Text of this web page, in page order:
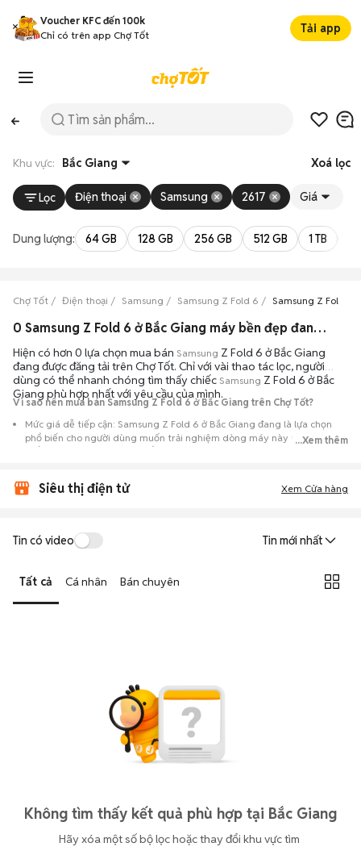
Voucher KFC đến 100k
Chỉ có trên app Chợ Tốt
Tải app
Khu vực: Bắc Giang Xoá lọc
Lọc Điện thoại Samsung 2617 Giá
Dung lượng: 64 GB 128 GB 256 GB 512 GB 1 TB
Chợ Tốt Điện thoại Samsung Samsung Z Fold 6 Samsung Z Fold 6
0 Samsung Z Fold 6 ở Bắc Giang máy bền đẹp đang bán 08/2026
Hiện có hơn 0 lựa chọn mua bán Samsung Z Fold 6 ở Bắc Giang
đang được đăng tải trên Chợ Tốt. Chỉ với vài thao tác lọc, người
dùng có thể nhanh chóng tìm thấy chiếc Samsung Z Fold 6 ở Bắc
Giang phù hợp nhất với yêu cầu của mình.
Vì sao nên mua bán Samsung Z Fold 6 ở Bắc Giang trên Chợ Tốt?
Mức giá dễ tiếp cận: Samsung Z Fold 6 ở Bắc Giang đang là lựa chọn
phổ biến cho người dùng muốn trải nghiệm dòng máy này với chi phí
thấp hơn so với khi mới ra mắt.
Giang từ nhiều cá nhân muốn lên đời máy, mang đến đa dạng sự lựa
chọn về tình trạng bảo hành, hình thức máy và màu sắc.
đánh giá chính xác hiệu năng thực tế của máy so với mô tả trên
Mua bán linh hoạt: Hai bên có thể chủ động thỏa thuận giá cả và
địa điểm giao nhận, chốt giao dịch nhanh chóng khi đạt được
...Xem thêm
Siêu thị điện tử Xem Cửa hàng
Tin có video Tin mới nhất
Tất cả Cá nhân Bán chuyên
Không tìm thấy kết quả phù hợp tại Bắc Giang
Hãy xóa một số bộ lọc hoặc thay đổi khu vực tìm